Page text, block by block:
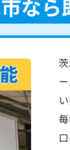
なら